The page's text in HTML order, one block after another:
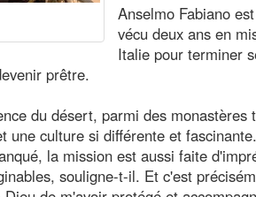
Anselmo Fabiano
vécu deux ans en
Italie pour terminer
prêtre.
du désert, parmi des monastères
une culture si différente et
la mission est aussi faite
souligne-t-il. Et c'est